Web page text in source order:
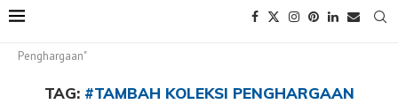
Penghargaan"
TAG: #TAMBAH KOLEKSI PENGHARGAAN